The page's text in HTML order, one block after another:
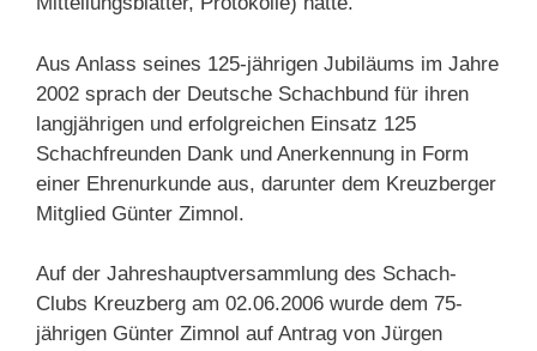
Aus Anlass seines 125-jährigen Jubiläums im Jahre
2002 sprach der Deutsche Schachbund für ihren
langjährigen und erfolgreichen Einsatz 125
Schachfreunden Dank und Anerkennung in Form
einer Ehrenurkunde aus, darunter dem Kreuzberger
Mitglied Günter Zimnol.
Auf der Jahreshauptversammlung des Schach-
Clubs Kreuzberg am 02.06.2006 wurde dem 75-
jährigen Günter Zimnol auf Antrag von Jürgen